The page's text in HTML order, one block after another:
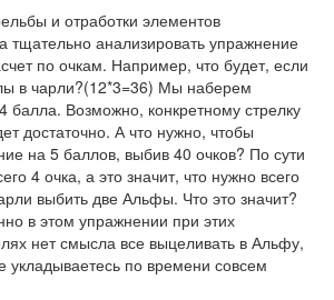
и отработки элементов
тщательно анализировать упражнение
по очкам. Например, что будет, если
в чарли?(12*3=36) Мы наберем
балла. Возможно, конкретному стрелку
достаточно. А что нужно, чтобы
на 5 баллов, выбив 40 очков? По сути
4 очка, а это значит, что нужно всего
выбить две Альфы. Что это значит?
в этом упражнении при этих
нет смысла все выцеливать в Альфу,
укладываетесь по времени совсем